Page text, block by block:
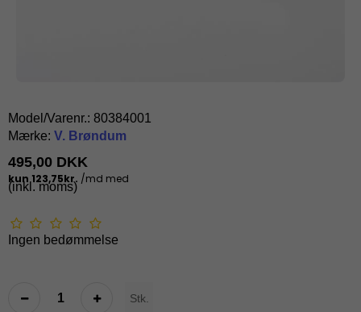
Model/Varenr.: 80384001
Mærke: V. Brøndum
495,00 DKK
(inkl. moms)
Ingen bedømmelse
Stk.